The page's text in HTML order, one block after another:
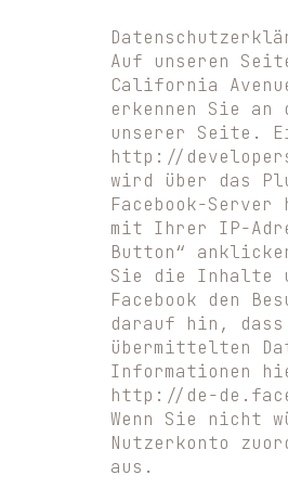
Auf unseren
California
erkennen Sie an
unserer Seite.
http://
wird über das
Facebook-
mit Ihrer IP-
Button“
Sie die Inhalte
Facebook den
darauf hin,
übermittelten
Informationen
http://de-
Wenn Sie nicht
Nutzerkonto
aus.